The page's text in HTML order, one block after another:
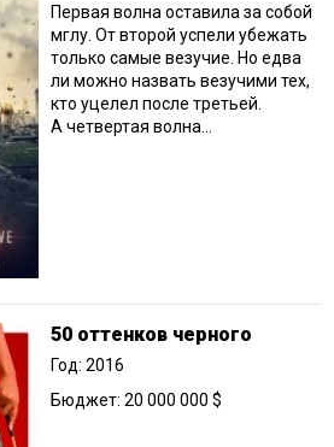
Первая волна оставила за собой
мглу. От второй успели убежать
только самые везучие. Но едва
ли можно назвать везучими тех,
кто уцелел после третьей.
А четвертая волна...
50 оттенков черного
Год: 2016
Бюджет: 20 000 000 $